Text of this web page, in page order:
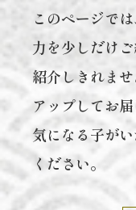
このページで
力を少しだけ
紹介しきれま
アップしてお届
気になる子が
ください。